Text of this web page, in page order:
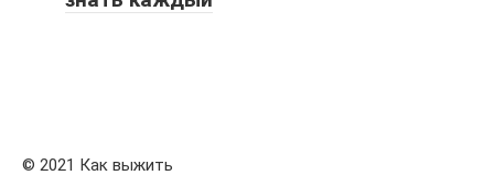
© 2021 Как выжить